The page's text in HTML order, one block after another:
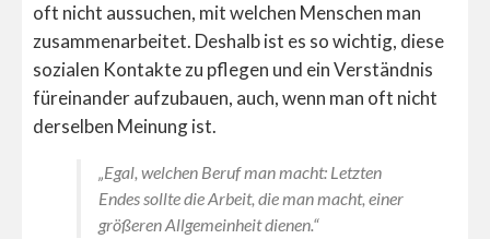
oft nicht aussuchen, mit welchen Menschen man
zusammenarbeitet. Deshalb ist es so wichtig, diese
sozialen Kontakte zu pflegen und ein Verständnis
füreinander aufzubauen, auch, wenn man oft nicht
derselben Meinung ist.
„Egal, welchen Beruf man macht: Letzten
Endes sollte die Arbeit, die man macht, einer
größeren Allgemeinheit dienen.“